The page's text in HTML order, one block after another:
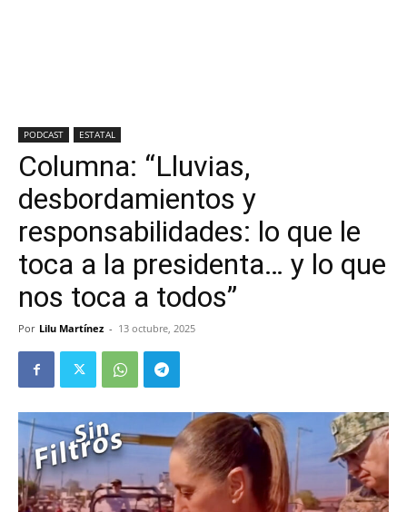
PODCAST ESTATAL
Columna: “Lluvias,
desbordamientos y
responsabilidades: lo que le
toca a la presidenta… y lo que
nos toca a todos”
Por Lilu Martínez - 13 octubre, 2025